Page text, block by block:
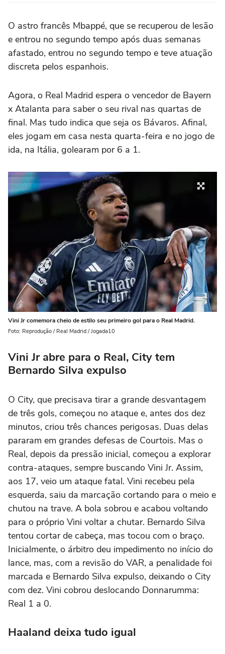
O astro francês Mbappé, que se recuperou de lesão
e entrou no segundo tempo após duas semanas
afastado, entrou no segundo tempo e teve atuação
discreta pelos espanhois.
Agora, o Real Madrid espera o vencedor de Bayern
x Atalanta para saber o seu rival nas quartas de
final. Mas tudo indica que seja os Bávaros. Afinal,
eles jogam em casa nesta quarta-feira e no jogo de
ida, na Itália, golearam por 6 a 1.
Vini Jr comemora cheio de estilo seu primeiro gol para o Real Madrid.
Foto: Reprodução / Real Madrid / Jogada10
Vini Jr abre para o Real, City tem
Bernardo Silva expulso
O City, que precisava tirar a grande desvantagem
de três gols, começou no ataque e, antes dos dez
minutos, criou três chances perigosas. Duas delas
pararam em grandes defesas de Courtois. Mas o
Real, depois da pressão inicial, começou a explorar
contra-ataques, sempre buscando Vini Jr. Assim,
aos 17, veio um ataque fatal. Vini recebeu pela
esquerda, saiu da marcação cortando para o meio e
chutou na trave. A bola sobrou e acabou voltando
para o próprio Vini voltar a chutar. Bernardo Silva
tentou cortar de cabeça, mas tocou com o braço.
Inicialmente, o árbitro deu impedimento no início do
lance, mas, com a revisão do VAR, a penalidade foi
marcada e Bernardo Silva expulso, deixando o City
com dez. Vini cobrou deslocando Donnarumma:
Real 1 a 0.
Haaland deixa tudo igual